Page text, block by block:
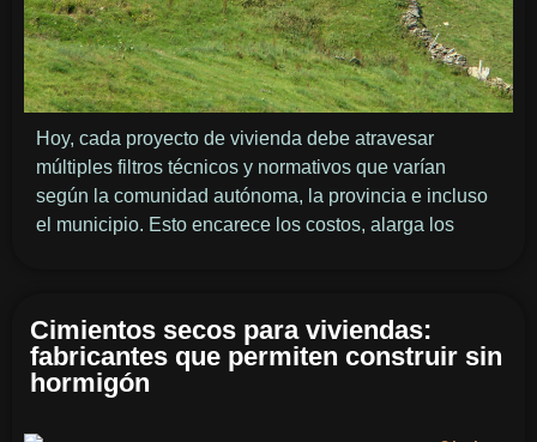
Hoy, cada proyecto de vivienda debe atravesar
múltiples filtros técnicos y normativos que varían
según la comunidad autónoma, la provincia e incluso
el municipio. Esto encarece los costos, alarga los
Cimientos secos para viviendas:
fabricantes que permiten construir sin
hormigón